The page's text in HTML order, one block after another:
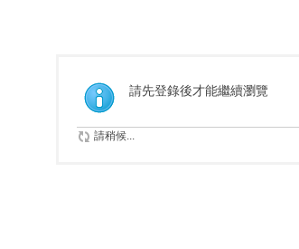
索
請先登錄後才能繼續瀏覽
請稍候...